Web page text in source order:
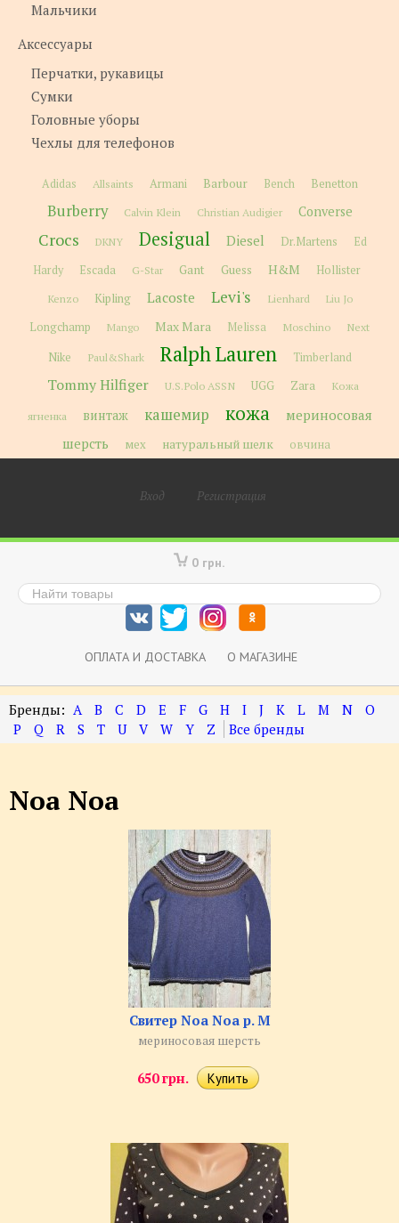
Мальчики
Аксессуары
Перчатки, рукавицы
Сумки
Головные уборы
Чехлы для телефонов
Adidas Allsaints Armani Barbour Bench Benetton
Burberry Calvin Klein Christian Audigier Converse
Crocs DKNY Desigual Diesel Dr.Martens
Ed
Hardy
Escada G-Star Gant Guess H&M Hollister
Kenzo Kipling Lacoste Levi's Lienhard Liu Jo
Longchamp Mango Max Mara Melissa Moschino
Next
Nike
Paul&Shark Ralph Lauren Timberland
Tommy Hilfiger U.S.Polo ASSN UGG Zara
Кожа
ягненка
винтаж кашемир кожа
мериносовая
шерсть
мех натуральный шелк овчина
Вход Регистрация
0 грн.
ОПЛАТА И ДОСТАВКА О МАГАЗИНЕ
A B C D E F G H I J K L M N
O
P
Q R S T U V W Y Z
Noa Noa
Свитер Noa Noa р. M
мериносовая шерсть
650 грн.